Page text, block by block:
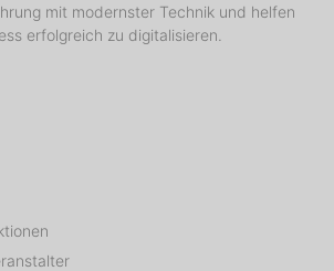
mit modernster Technik und helfen
erfolgreich zu digitalisieren.